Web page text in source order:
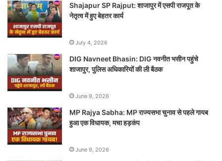
Shajapur SP Rajput: शाजापुर में एसपी राजपूत के
नेतृत्व में हुए बेहतर कार्य
July 4, 2026
DIG Navneet Bhasin: DIG नवनीत भसीन पहुंचे
शाजापुर, पुलिस अधिकारियों की ली बैठक
June 9, 2026
MP Rajya Sabha: MP राज्यसभा चुनाव से पहले गायब
हुआ एक विधायक, मचा हड़कंप
June 9, 2026